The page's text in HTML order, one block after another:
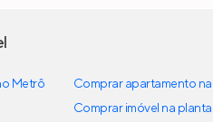
Metrô
Comprar apartamento
Comprar imóvel na planta